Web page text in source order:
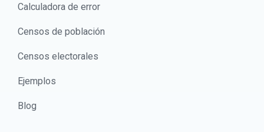
Calculadora de error
Censos de población
Censos electorales
Ejemplos
Blog